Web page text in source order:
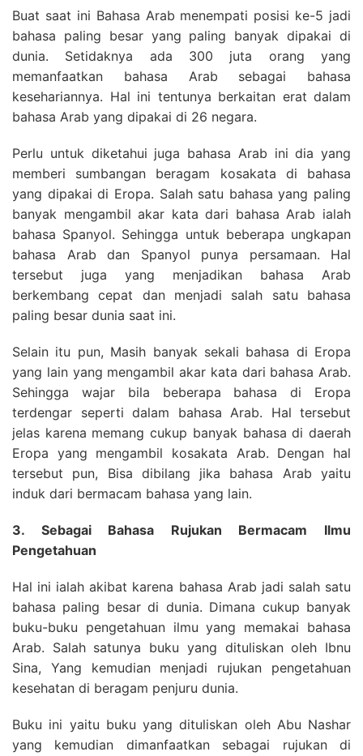
Buat saat ini Bahasa Arab menempati posisi ke-5 jadi
bahasa paling besar yang paling banyak dipakai di
dunia. Setidaknya ada 300 juta orang yang
memanfaatkan bahasa Arab sebagai bahasa
kesehariannya. Hal ini tentunya berkaitan erat dalam
bahasa Arab yang dipakai di 26 negara.
Perlu untuk diketahui juga bahasa Arab ini dia yang
memberi sumbangan beragam kosakata di bahasa
yang dipakai di Eropa. Salah satu bahasa yang paling
banyak mengambil akar kata dari bahasa Arab ialah
bahasa Spanyol. Sehingga untuk beberapa ungkapan
bahasa Arab dan Spanyol punya persamaan. Hal
tersebut juga yang menjadikan bahasa Arab
berkembang cepat dan menjadi salah satu bahasa
paling besar dunia saat ini.
Selain itu pun, Masih banyak sekali bahasa di Eropa
yang lain yang mengambil akar kata dari bahasa Arab.
Sehingga wajar bila beberapa bahasa di Eropa
terdengar seperti dalam bahasa Arab. Hal tersebut
jelas karena memang cukup banyak bahasa di daerah
Eropa yang mengambil kosakata Arab. Dengan hal
tersebut pun, Bisa dibilang jika bahasa Arab yaitu
induk dari bermacam bahasa yang lain.
3. Sebagai Bahasa Rujukan Bermacam Ilmu
Pengetahuan
Hal ini ialah akibat karena bahasa Arab jadi salah satu
bahasa paling besar di dunia. Dimana cukup banyak
buku-buku pengetahuan ilmu yang memakai bahasa
Arab. Salah satunya buku yang dituliskan oleh Ibnu
Sina, Yang kemudian menjadi rujukan pengetahuan
kesehatan di beragam penjuru dunia.
Buku ini yaitu buku yang dituliskan oleh Abu Nashar
yang kemudian dimanfaatkan sebagai rujukan di